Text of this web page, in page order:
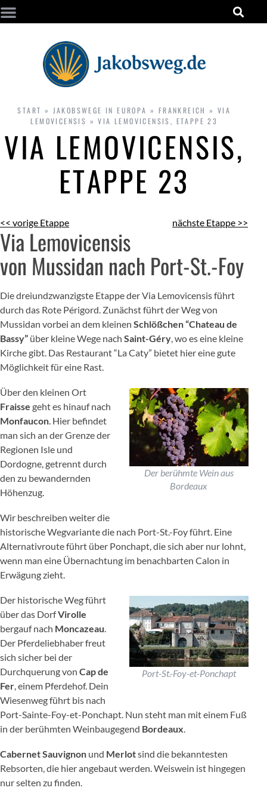
START » JAKOBSWEGE IN EUROPA » FRANKREICH »VIA
LEMOVICENSIS »VIA LEMOVICENSIS, ETAPPE 23
VIA LEMOVICENSIS,
ETAPPE 23
<< vorige Etappe nächste Etappe >>
Via Lemovicensis
von Mussidan nach Port-St.-Foy
Die dreiundzwanzigste Etappe der Via Lemovicensis führt
durch das Rote Périgord. Zunächst führt der Weg von
Mussidan vorbei an dem kleinen Schlößchen “Chateau de
Bassy” über kleine Wege nach Saint-Géry, wo es eine kleine
Kirche gibt. Das Restaurant “La Caty” bietet hier eine gute
Möglichkeit für eine Rast.
Der berühmte Wein aus
Bordeaux
Über den kleinen Ort
Fraisse geht es hinauf nach
Monfaucon. Hier befindet
man sich an der Grenze der
Regionen Isle und
Dordogne, getrennt durch
den zu bewandernden
Höhenzug.
Wir beschreiben weiter die
historische Wegvariante die nach Port-St.-Foy führt. Eine
Alternativroute führt über Ponchapt, die sich aber nur lohnt,
wenn man eine Übernachtung im benachbarten Calon in
Erwägung zieht.
Port-St.-Foy-et-Ponchapt
Der historische Weg führt
über das DorfVirolle
bergauf nach Moncazeau.
Der Pferdeliebhaber freut
sich sicher bei der
Durchquerung von Cap de
Fer, einem Pferdehof. Dein
Wiesenweg führt bis nach
Port-Sainte-Foy-et-Ponchapt. Nun steht man mit einem Fuß
in der berühmten Weinbaugegend Bordeaux.
Cabernet Sauvignon und Merlotsind die bekanntesten
Rebsorten, die hier angebaut werden. Weiswein ist hingegen
nur selten zu finden.